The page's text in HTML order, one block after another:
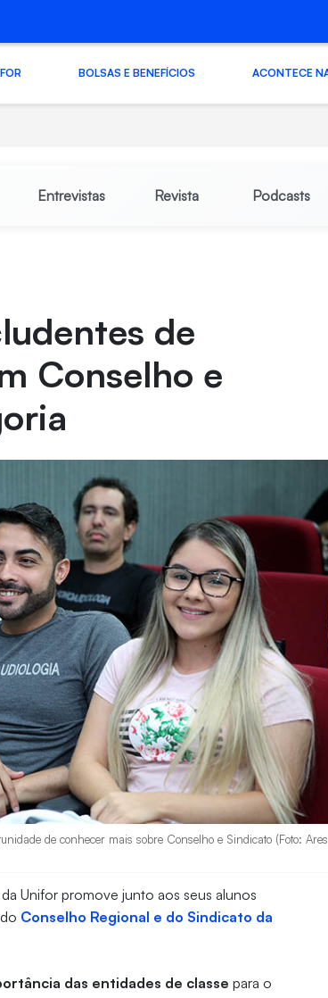
BOLSAS E BENEFÍCIOS ACONTECE
Entrevistas Revista Podcasts
de
Conselho e
de conhecer mais sobre Conselho e Sindicato (Foto: Ares
Unifor promove junto aos seus alunos
Conselho Regional e do Sindicato da
das entidades de classe para o